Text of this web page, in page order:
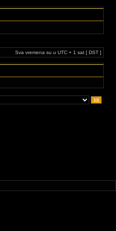
Sva vremena su u UTC + 1 sat [ DST ]